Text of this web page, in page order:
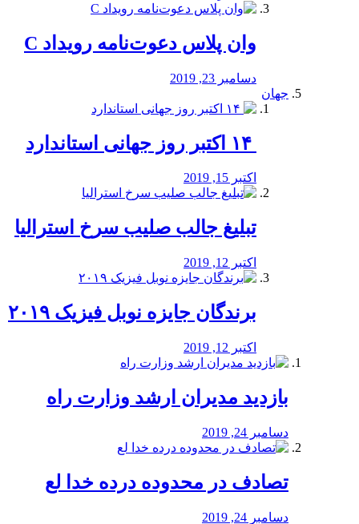
وان پلاس دعوت‌نامه رویداد C
دسامبر 23, 2019
جهان
اکتبر 15, 2019
تبلیغ جالب صلیب سرخ استرالیا
اکتبر 12, 2019
برندگان جایزه نوبل فیزیک ۲۰۱۹
اکتبر 12, 2019
بازدید مدیران ارشد وزارت راه
دسامبر 24, 2019
تصادف در محدوده درده خدا لع
دسامبر 24, 2019